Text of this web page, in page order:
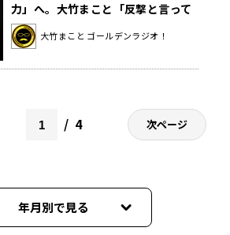
力」へ。大竹まこと「反撃と言って
るけど、それって先制攻撃じゃない
の？」
大竹まこと ゴールデンラジオ！
4 次ページ
年月別で見る